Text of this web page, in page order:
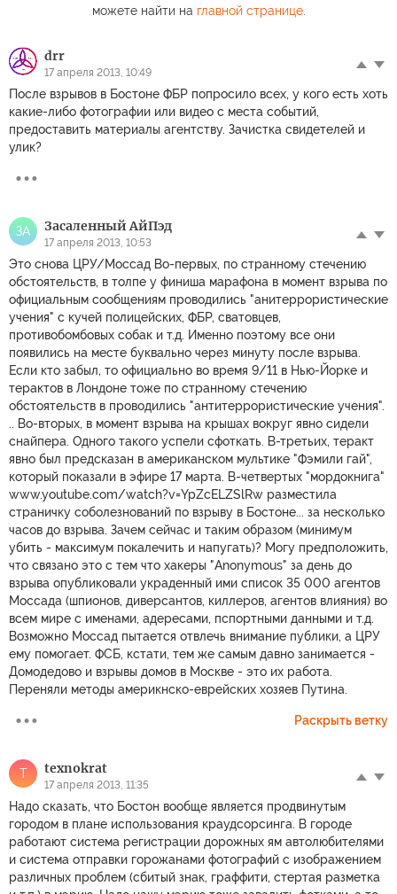
можете найти на главной странице.
drr
17 апреля 2013, 10:49
После взрывов в Бостоне ФБР попросило всех, у кого есть хоть
какие-либо фотографии или видео с места событий,
предоставить материалы агентству. Зачистка свидетелей и
улик?
ЗА Засаленный АйПэд
17 апреля 2013, 10:53
Это снова ЦРУ/Моссад Во-первых, по странному стечению
обстоятельств, в толпе у финиша марафона в момент взрыва по
официальным сообщениям проводились "анитеррористические
учения" с кучей полицейских, ФБР, сватовцев,
противобомбовых собак и т.д. Именно поэтому все они
появились на месте буквально через минуту после взрыва.
Если кто забыл, то официально во время 9/11 в Нью-Йорке и
терактов в Лондоне тоже по странному стечению
обстоятельств в проводились "антитеррористические учения".
.. Во-вторых, в момент взрыва на крышах вокруг явно сидели
снайпера. Одного такого успели сфоткать. В-третьих, теракт
явно был предсказан в американском мультике "Фэмили гай",
который показали в эфире 17 марта. В-четвертых "мордокнига"
www.youtube.com/watch?v=YpZcELZSlRw разместила
страничку соболезнований по взрыву в Бостоне... за несколько
часов до взрыва. Зачем сейчас и таким образом (минимум
убить - максимум покалечить и напугать)? Могу предположить,
что связано это с тем что хакеры "Anonymous" за день до
взрыва опубликовали украденный ими список 35 000 агентов
Моссада (шпионов, диверсантов, киллеров, агентов влияния) во
всем мире с именами, адересами, пспортными данными и т.д.
Возможно Моссад пытается отвлечь внимание публики, а ЦРУ
ему помогает. ФСБ, кстати, тем же самым давно занимается -
Домодедово и взрывы домов в Москве - это их работа.
Переняли методы америкнско-еврейских хозяев Путина.
Раскрыть ветку
T texnokrat
17 апреля 2013, 11:35
Надо сказать, что Бостон вообще является продвинутым
городом в плане использования краудсорсинга. В городе
работают система регистрации дорожных ям автолюбителями
и система отправки горожанами фотографий с изображением
различных проблем (сбитый знак, граффити, стертая разметка